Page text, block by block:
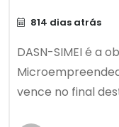
814 dias atrás
DASN-SIMEI é a
vence no final